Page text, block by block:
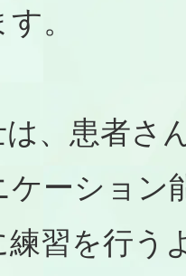
。
、患者さ
ケーション
練習を行う